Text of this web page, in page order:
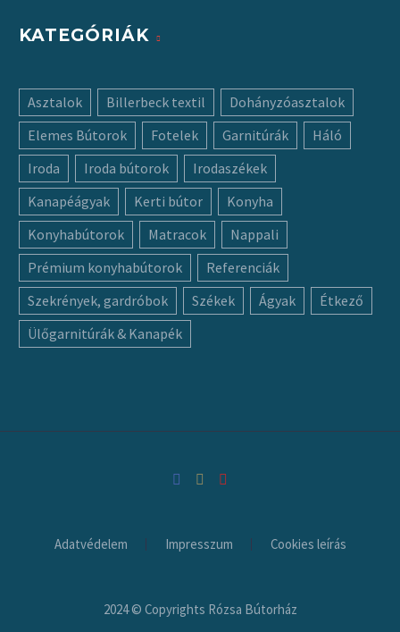
KATEGÓRIÁK
Asztalok Billerbeck textil
Dohányzóasztalok
Elemes Bútorok
Fotelek Garnitúrák
Háló
Iroda
Iroda bútorok
Irodaszékek
Kanapéágyak
Kerti bútor
Konyha
Konyhabútorok
Matracok
Nappali
Prémium konyhabútorok
Referenciák
Szekrények, gardróbok
Székek Ágyak
Étkező
Ülőgarnitúrák & Kanapék
Adatvédelem Impresszum Cookies leírás
2024 © Copyrights Rózsa Bútorház